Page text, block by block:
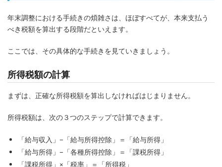
年末調整における手続きの煩雑さは、ほぼすべてが、本来支払う
べき税額を算出する段階だといえます。
ここでは、その具体的な手続きを見ていきましょう。
所得税額の計算
まずは、正確な所得税額を算出しなければはじまりません。
所得税額は、次の３つのステップで計算できます。
「給与収入」−「給与所得控除」＝「給与所得」
「給与所得」−「各種所得控除」＝「課税所得」
「課税所得」×「税率」＝「所得税」